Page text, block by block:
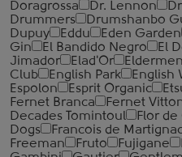
Doragrossa
Dr. Lennon
Drummers
Drumshanbo
Dupuy
Eddu Eden Garden
Gin
El Bandido Negro El
Jimador
Elad'Or Eldermen
Club
English Park English
Espolon
Esprit Organic
Fernet Branca
Fernet
Decades Tomintoul
Flor de
Dogs
Francois de
Freeman
Fruto Fujigane